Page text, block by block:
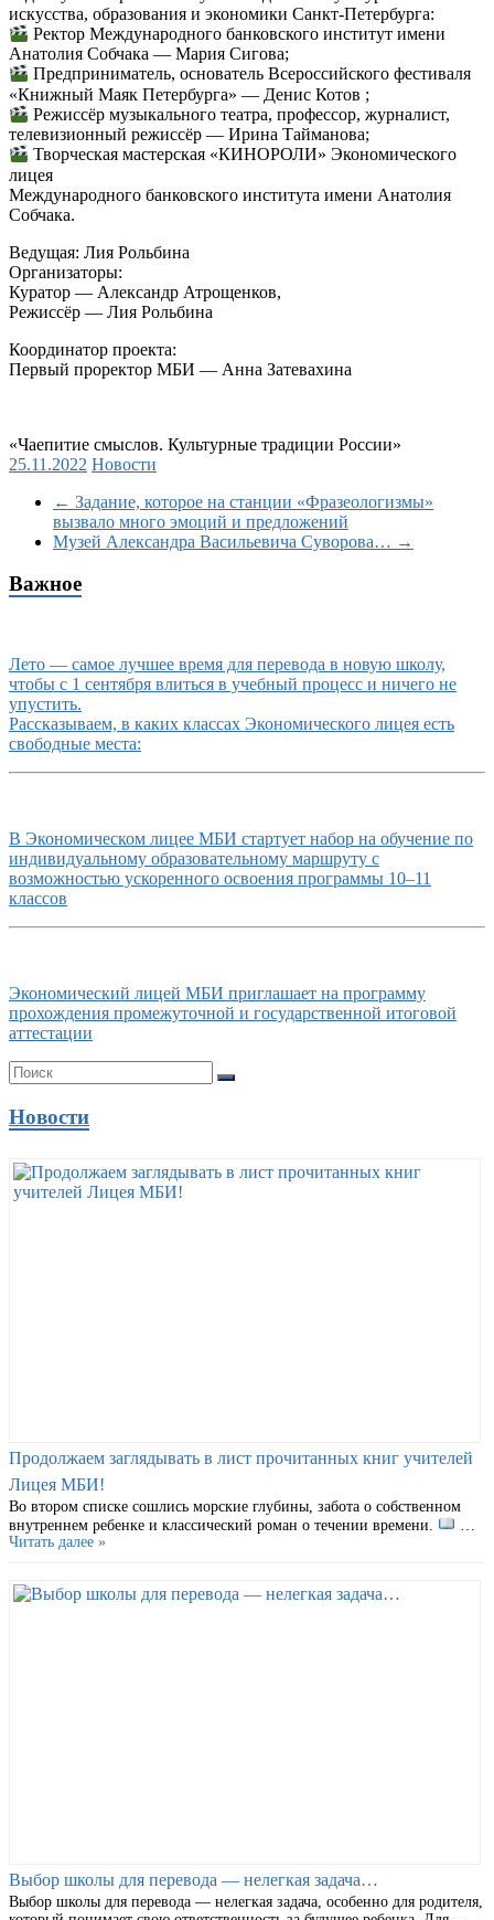
искусства, образования и экономики Санкт-Петербурга:
Ректор Международного банковского институт имени
Анатолия Собчака — Мария Сигова;
Предприниматель, основатель Всероссийского фестиваля
«Книжный Маяк Петербурга» — Денис Котов ;
Режиссёр музыкального театра, профессор, журналист,
телевизионный режиссёр — Ирина Тайманова;
Творческая мастерская «КИНОРОЛИ» Экономического
лицея
Международного банковского института имени Анатолия
Собчака.
Ведущая: Лия Рольбина
Организаторы:
Куратор — Александр Атрощенков,
Режиссёр — Лия Рольбина
Координатор проекта:
Первый проректор МБИ — Анна Затевахина
«Чаепитие смыслов. Культурные традиции России»
25.11.2022 Новости
← Задание, которое на станции «Фразеологизмы»
вызвало много эмоций и предложений
Музей Александра Васильевича Суворова… →
Важное
Лето — самое лучшее время для перевода в новую школу,
чтобы с 1 сентября влиться в учебный процесс и ничего не
упустить.
Рассказываем, в каких классах Экономического лицея есть
свободные места:
В Экономическом лицее МБИ стартует набор на обучение по
индивидуальному образовательному маршруту с
возможностью ускоренного освоения программы 10–11
классов
Экономический лицей МБИ приглашает на программу
прохождения промежуточной и государственной итоговой
аттестации
Новости
Продолжаем заглядывать в лист прочитанных книг учителей
Лицея МБИ!
Во втором списке сошлись морские глубины, забота о собственном
внутреннем ребенке и классический роман о течении времени.
Читать далее »
Выбор школы для перевода — нелегкая задача…
Выбор школы для перевода — нелегкая задача, особенно для родителя,